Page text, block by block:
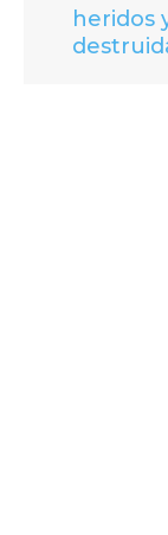
heridos